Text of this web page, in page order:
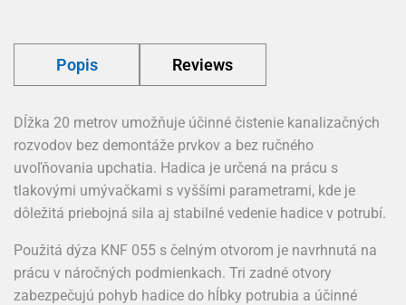
Popis Reviews
Dĺžka 20 metrov umožňuje účinné čistenie kanalizačných
rozvodov bez demontáže prvkov a bez ručného
uvoľňovania upchatia. Hadica je určená na prácu s
tlakovými umývačkami s vyššími parametrami, kde je
dôležitá priebojná sila aj stabilné vedenie hadice v potrubí.
Použitá dýza KNF 055 s čelným otvorom je navrhnutá na
prácu v náročných podmienkach. Tri zadné otvory
zabezpečujú pohyb hadice do hĺbky potrubia a účinné